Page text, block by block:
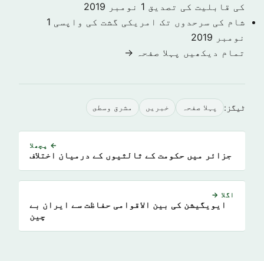
کی قابلیت کی تصدیق 1 نومبر 2019
شام کی سرحدوں تک امریکی گشت کی واپسی 1
نومبر 2019
تمام دیکھیں پہلا صفحہ →
ٹیگز: پہلا صفحہ خبريں مشرق وسطى
← پچھلا
جزائر میں حکومت کے ثالثیوں کے درمیان اختلاف
اگلا →
ایویگیشن کی بین الاقوامی حفاظت سے ایران بے
چین